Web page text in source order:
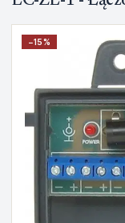
−15%